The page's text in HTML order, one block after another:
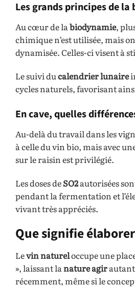
Les grands principes de
Au cœur de labiodynamie,
chimique n’est utilisée, mais
dynamisée. Celles-ci visent à
Le suivi ducalendrier lunaire
cycles naturels, favorisant
En cave, quelles
Au-delà du travail dans les
à celle du vin bio, mais avec
sur le raisin est privilégié.
Les doses deSO2autorisées
pendant la fermentation et
vivant très appréciés.
Que signifie
Levin natureloccupe une
», laissant lanature agir
récemment, même si le